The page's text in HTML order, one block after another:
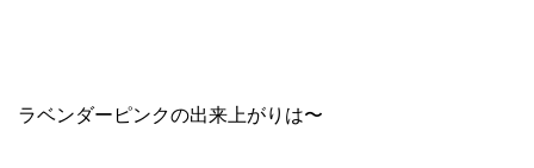
ラベンダーピンクの出来上がりは〜